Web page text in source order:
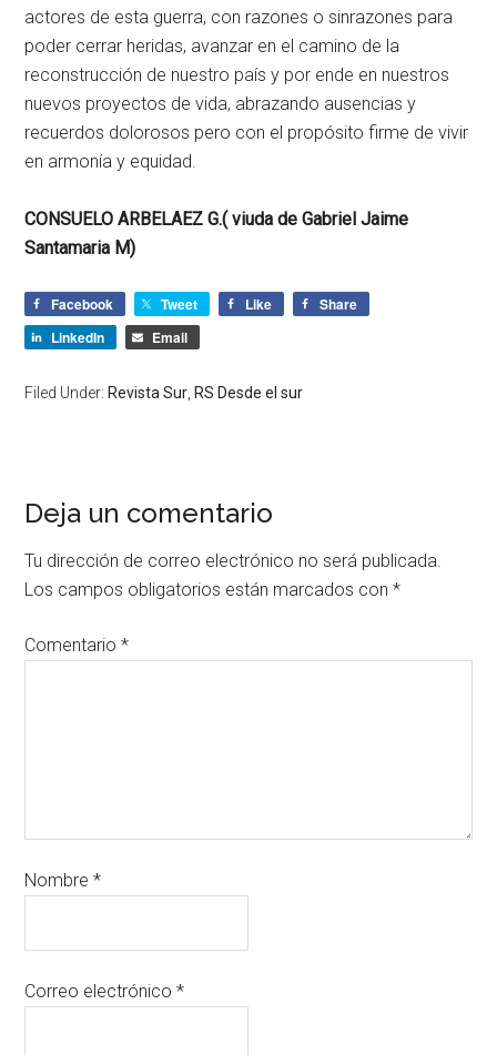
actores de esta guerra, con razones o sinrazones para
poder cerrar heridas, avanzar en el camino de la
reconstrucción de nuestro país y por ende en nuestros
nuevos proyectos de vida, abrazando ausencias y
recuerdos dolorosos pero con el propósito firme de vivir
en armonía y equidad.
CONSUELO ARBELAEZ G.( viuda de Gabriel Jaime
Santamaria M)
Facebook Tweet Like
Share
LinkedIn
Email
Filed Under: Revista Sur RS Desde el sur
Deja un comentario
Tu dirección de correo electrónico no será publicada.
Los campos obligatorios están marcados con*
Comentario*
Nombre*
Correo electrónico*